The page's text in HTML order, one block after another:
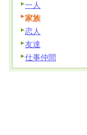
一人
家族
恋人
友達
仕事仲間